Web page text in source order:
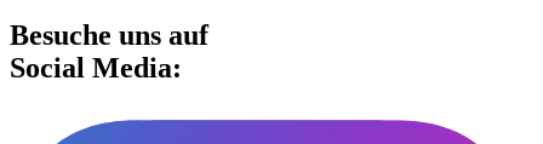
Besuche uns auf
Social Media: